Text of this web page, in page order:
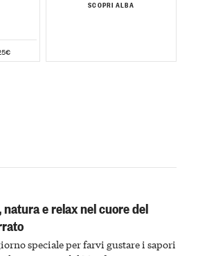
SCOPRI ALBA
natura e relax nel cuore del
speciale per farvi gustare i sapori